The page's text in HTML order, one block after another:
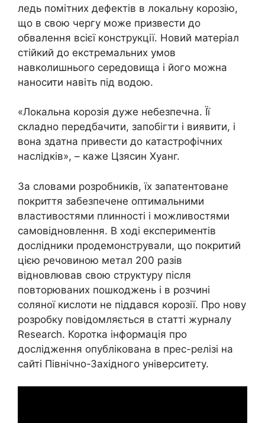
ледь помітних дефектів в локальну корозію,
що в свою чергу може призвести до
обвалення всієї конструкції. Новий матеріал
стійкий до екстремальних умов
навколишнього середовища і його можна
наносити навіть під водою.
«Локальна корозія дуже небезпечна. Її
складно передбачити, запобігти і виявити, і
вона здатна привести до катастрофічних
наслідків», – каже Цзясин Хуанг.
За словами розробників, їх запатентоване
покриття забезпечене оптимальними
властивостями плинності і можливостями
самовідновлення. В ході експериментів
дослідники продемонстрували, що покритий
цією речовиною метал 200 разів
відновлював свою структуру після
повторюваних пошкоджень і в розчині
соляної кислоти не піддався корозії. Про нову
розробку повідомляється в статті журналу
Research. Коротка інформація про
дослідження опублікована в прес-релізі на
сайті Північно-Західного університету.